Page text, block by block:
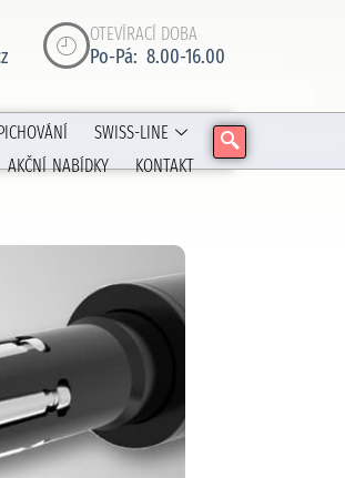
OTEVÍRACÍ DOBA
Po-Pá: 8.00-16.00
SWISS-LINE
AKČNÍ NABÍDKY
KONTAKT